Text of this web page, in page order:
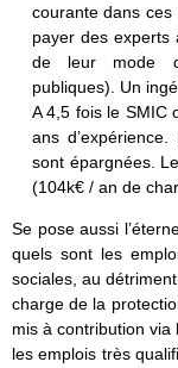
courante dans
payer des experts
de leur mode
publiques). Un
A 4,5 fois le SMIC
ans
sont épargnées.
(104k€ / an de
Se pose aussi
quels sont les
sociales, au
charge de la
mis à contribution via
les emplois très